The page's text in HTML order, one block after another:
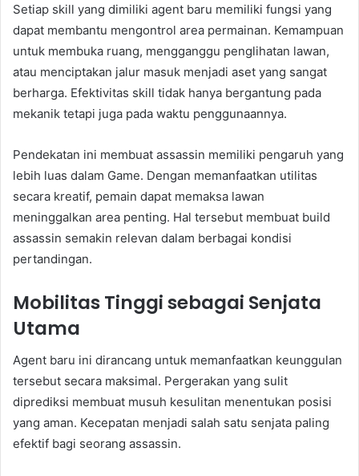
Setiap skill yang dimiliki agent baru memiliki fungsi yang
dapat membantu mengontrol area permainan. Kemampuan
untuk membuka ruang, mengganggu penglihatan lawan,
atau menciptakan jalur masuk menjadi aset yang sangat
berharga. Efektivitas skill tidak hanya bergantung pada
mekanik tetapi juga pada waktu penggunaannya.
Pendekatan ini membuat assassin memiliki pengaruh yang
lebih luas dalam Game. Dengan memanfaatkan utilitas
secara kreatif, pemain dapat memaksa lawan
meninggalkan area penting. Hal tersebut membuat build
assassin semakin relevan dalam berbagai kondisi
pertandingan.
Mobilitas Tinggi sebagai Senjata
Utama
Agent baru ini dirancang untuk memanfaatkan keunggulan
tersebut secara maksimal. Pergerakan yang sulit
diprediksi membuat musuh kesulitan menentukan posisi
yang aman. Kecepatan menjadi salah satu senjata paling
efektif bagi seorang assassin.